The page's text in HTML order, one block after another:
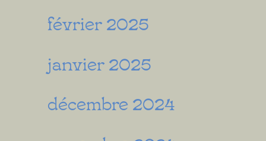
février 2025
janvier 2025
décembre 2024